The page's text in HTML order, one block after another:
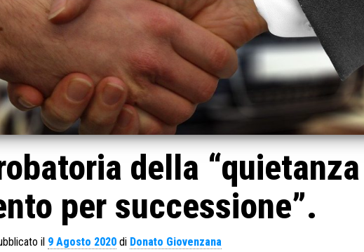
della
per successione”.
il 9 Agosto 2020di Donato Giovenzana